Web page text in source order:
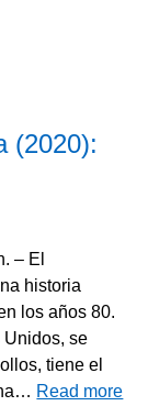
(2020):
– El
historia
los años 80.
Unidos, se
tiene el
Read more